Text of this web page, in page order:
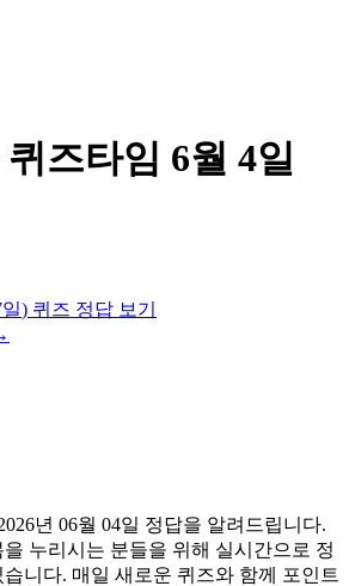
즈타임 6월 4일
) 퀴즈 정답 보기
년 06월 04일 정답을 알려드립니다.
누리시는 분들을 위해 실시간으로 정
니다. 매일 새로운 퀴즈와 함께 포인트